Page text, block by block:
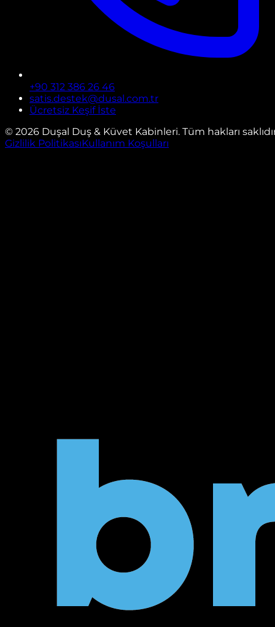
+90 312 386 26 46
satis.destek@dusal.com.tr
Ücretsiz Keşif İste
© 2026 Duşal Duş & Küvet Kabinleri. Tüm hakları
Gizlilik PolitikasıKullanım Koşulları